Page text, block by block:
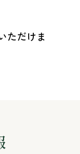
ただけま